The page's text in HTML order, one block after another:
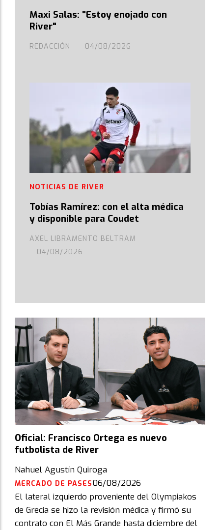
Maxi Salas: "Estoy enojado con
River"
REDACCIÓN 04/08/2026
Tobías Ramírez: con el alta médica
y disponible para Coudet
AXEL LIBRAMENTO BELTRAM
NOTICIAS DE RIVER
04/08/2026
Oficial: Francisco Ortega es nuevo
futbolista de River
Nahuel Agustín Quiroga
MERCADO DE PASES06/08/2026
El lateral izquierdo proveniente del Olympiakos
de Grecia se hizo la revisión médica y firmó su
contrato con El Más Grande hasta diciembre del